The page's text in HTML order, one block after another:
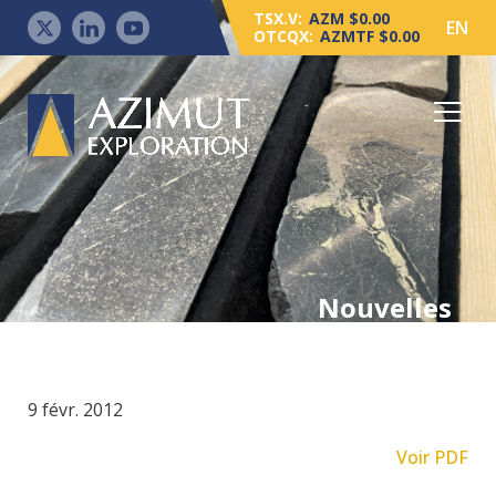
TSX.V: AZM $0.00
OTCQX: AZMTF $0.00 EN
Nouvelles
9 févr. 2012
Voir PDF